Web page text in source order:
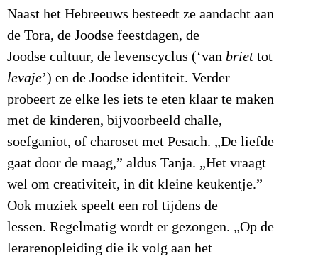
Naast het Hebreeuws besteedt ze aandacht aan
de Tora, de Joodse feestdagen, de
Joodse cultuur, de levenscyclus (‘van briet tot
levaje’) en de Joodse identiteit. Verder
probeert ze elke les iets te eten klaar te maken
met de kinderen, bijvoorbeeld challe,
soefganiot, of charoset met Pesach. „De liefde
gaat door de maag,” aldus Tanja. „Het vraagt
wel om creativiteit, in dit kleine keukentje.”
Ook muziek speelt een rol tijdens de
lessen. Regelmatig wordt er gezongen. „Op de
lerarenopleiding die ik volg aan het